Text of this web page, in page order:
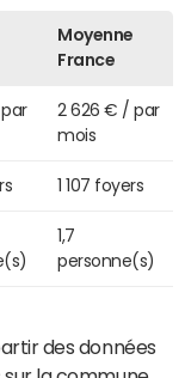
Moyenne
France
par
2 626 € / par
mois
1 107 foyers
1,7
personne(s)
des données